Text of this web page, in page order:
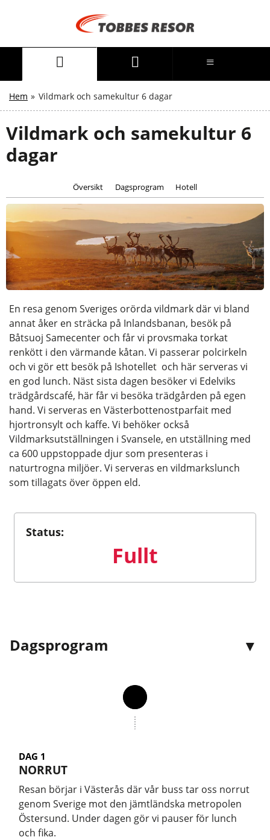
Hem » Vildmark och samekultur 6 dagar
Vildmark och samekultur 6
dagar
Översikt Dagsprogram Hotell
En resa genom Sveriges orörda vildmark där vi bland
annat åker en sträcka på Inlandsbanan, besök på
Båtsuoj Samecenter och får vi provsmaka torkat
renkött i den värmande kåtan. Vi passerar polcirkeln
och vi gör ett besök på Ishotellet och här serveras vi
en god lunch. Näst sista dagen besöker vi Edelviks
trädgårdscafé, här får vi besöka trädgården på egen
hand. Vi serveras en Västerbottenostparfait med
hjortronsylt och kaffe. Vi behöker också
Vildmarksutställningen i Svansele, en utställning med
ca 600 uppstoppade djur som presenteras i
naturtrogna miljöer. Vi serveras en vildmarkslunch
som tillagats över öppen eld.
Status:
Fullt
Dagsprogram
DAG 1
NORRUT
Resan börjar i Västerås där vår buss tar oss norrut
genom Sverige mot den jämtländska metropolen
Östersund. Under dagen gör vi pauser för lunch
och fika.